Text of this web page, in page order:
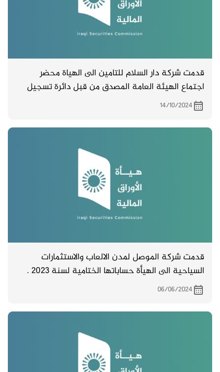
قدمت شركة دار السلام للتامين الى الهياة محضر
اجتماع الهيئة العامة المصدق من قبل دائرة تسجيل
الشركات والمنعقد بتاريخ 8/9/2024
14/10/2024
قدمت شركة الموصل لمدن الالعاب والاستثمارات
السياحية الى الهيأة حساباتها الختامية لسنة 2023 .
06/06/2024